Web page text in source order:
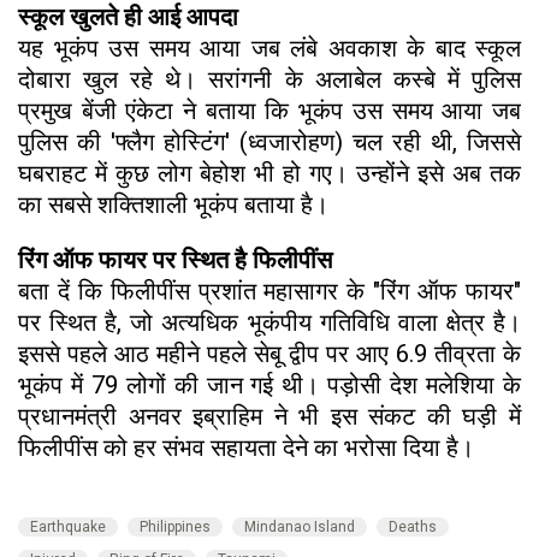
स्कूल खुलते ही आई आपदा
यह भूकंप उस समय आया जब लंबे अवकाश के बाद स्कूल
दोबारा खुल रहे थे। सरांगनी के अलाबेल कस्बे में पुलिस
प्रमुख बेंजी एंकेटा ने बताया कि भूकंप उस समय आया जब
पुलिस की 'फ्लैग होस्टिंग' (ध्वजारोहण) चल रही थी, जिससे
घबराहट में कुछ लोग बेहोश भी हो गए। उन्होंने इसे अब तक
का सबसे शक्तिशाली भूकंप बताया है।
रिंग ऑफ फायर पर स्थित है फिलीपींस
बता दें कि फिलीपींस प्रशांत महासागर के "रिंग ऑफ फायर"
पर स्थित है, जो अत्यधिक भूकंपीय गतिविधि वाला क्षेत्र है।
इससे पहले आठ महीने पहले सेबू द्वीप पर आए 6.9 तीव्रता के
भूकंप में 79 लोगों की जान गई थी। पड़ोसी देश मलेशिया के
प्रधानमंत्री अनवर इब्राहिम ने भी इस संकट की घड़ी में
फिलीपींस को हर संभव सहायता देने का भरोसा दिया है।
Earthquake Philippines Mindanao Island
Deaths